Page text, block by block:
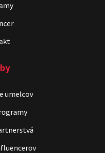
umelcov